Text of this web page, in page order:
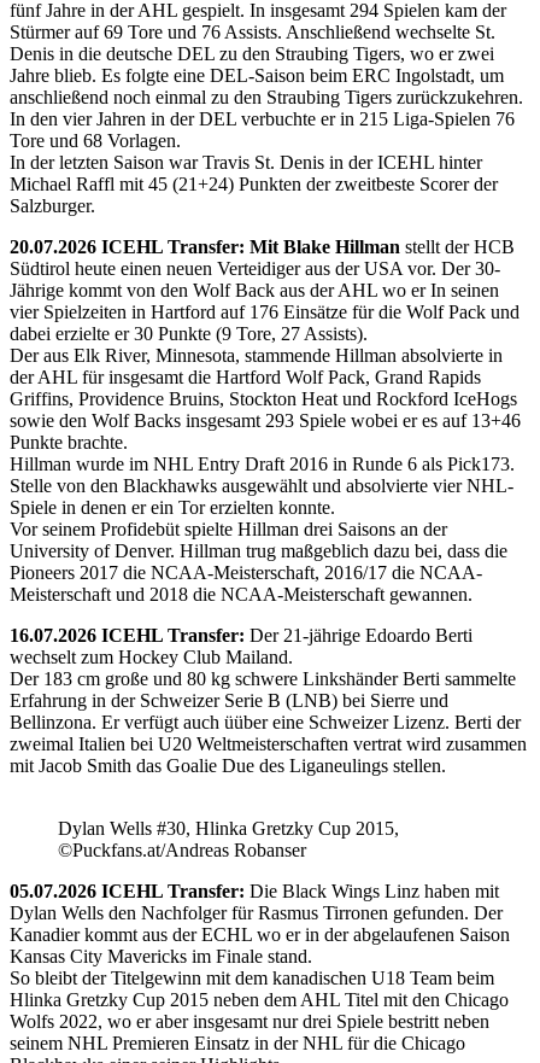
fünf Jahre in der AHL gespielt. In insgesamt 294 Spielen kam der
Stürmer auf 69 Tore und 76 Assists. Anschließend wechselte St.
Denis in die deutsche DEL zu den Straubing Tigers, wo er zwei
Jahre blieb. Es folgte eine DEL-Saison beim ERC Ingolstadt, um
anschließend noch einmal zu den Straubing Tigers zurückzukehren.
In den vier Jahren in der DEL verbuchte er in 215 Liga-Spielen 76
Tore und 68 Vorlagen.
In der letzten Saison war Travis St. Denis in der ICEHL hinter
Michael Raffl mit 45 (21+24) Punkten der zweitbeste Scorer der
Salzburger.
20.07.2026 ICEHL Transfer: Mit Blake Hillman stellt der HCB
Südtirol heute einen neuen Verteidiger aus der USA vor. Der 30-
Jährige kommt von den Wolf Back aus der AHL wo er In seinen
vier Spielzeiten in Hartford auf 176 Einsätze für die Wolf Pack und
dabei erzielte er 30 Punkte (9 Tore, 27 Assists).
Der aus Elk River, Minnesota, stammende Hillman absolvierte in
der AHL für insgesamt die Hartford Wolf Pack, Grand Rapids
Griffins, Providence Bruins, Stockton Heat und Rockford IceHogs
sowie den Wolf Backs insgesamt 293 Spiele wobei er es auf 13+46
Punkte brachte.
Hillman wurde im NHL Entry Draft 2016 in Runde 6 als Pick173.
Stelle von den Blackhawks ausgewählt und absolvierte vier NHL-
Spiele in denen er ein Tor erzielten konnte.
Vor seinem Profidebüt spielte Hillman drei Saisons an der
University of Denver. Hillman trug maßgeblich dazu bei, dass die
Pioneers 2017 die NCAA-Meisterschaft, 2016/17 die NCAA-
Meisterschaft und 2018 die NCAA-Meisterschaft gewannen.
16.07.2026 ICEHL Transfer: Der 21-jährige Edoardo Berti
wechselt zum Hockey Club Mailand.
Der 183 cm große und 80 kg schwere Linkshänder Berti sammelte
Erfahrung in der Schweizer Serie B (LNB) bei Sierre und
Bellinzona. Er verfügt auch üüber eine Schweizer Lizenz. Berti der
zweimal Italien bei U20 Weltmeisterschaften vertrat wird zusammen
mit Jacob Smith das Goalie Due des Liganeulings stellen.
Dylan Wells #30, Hlinka Gretzky Cup 2015,
©Puckfans.at/Andreas Robanser
05.07.2026 ICEHL Transfer: Die Black Wings Linz haben mit
Dylan Wells den Nachfolger für Rasmus Tirronen gefunden. Der
Kanadier kommt aus der ECHL wo er in der abgelaufenen Saison
Kansas City Mavericks im Finale stand.
So bleibt der Titelgewinn mit dem kanadischen U18 Team beim
Hlinka Gretzky Cup 2015 neben dem AHL Titel mit den Chicago
Wolfs 2022, wo er aber insgesamt nur drei Spiele bestritt neben
seinem NHL Premieren Einsatz in der NHL für die Chicago